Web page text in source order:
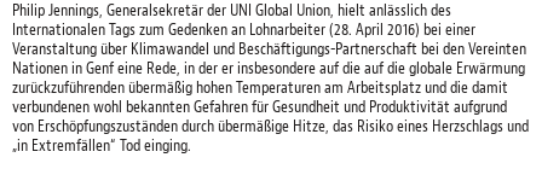
Philip Jennings, Generalsekretär der UNI Global Union, hielt anlässlich des
Internationalen Tags zum Gedenken an Lohnarbeiter (28. April 2016) bei einer
Veranstaltung über Klimawandel und Beschäftigungs-Partnerschaft bei den Vereinten
Nationen in Genf eine Rede, in der er insbesondere auf die auf die globale Erwärmung
zurückzuführenden übermäßig hohen Temperaturen am Arbeitsplatz und die damit
verbundenen wohl bekannten Gefahren für Gesundheit und Produktivität aufgrund
von Erschöpfungszuständen durch übermäßige Hitze, das Risiko eines Herzschlags und
„in Extremfällen“ Tod einging.